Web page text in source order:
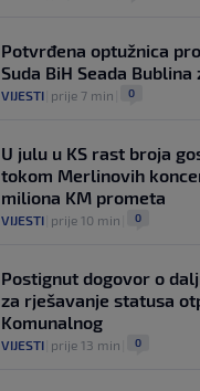
Potvrđena optužnica
Suda BiH Seada
VIJESTI prije 7 min 0
U julu u KS rast broja
tokom Merlinovih
miliona KM prometa
VIJESTI prije 10 min 0
Postignut dogovor o
za rješavanje statusa
Komunalnog
VIJESTI prije 13 min 0